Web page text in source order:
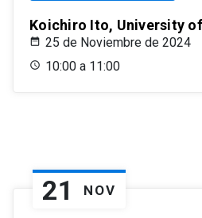
Koichiro Ito, University
25 de Noviembre de 2024
10:00 a 11:00
21 NOV